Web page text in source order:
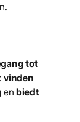
tot
vinden
enbiedt